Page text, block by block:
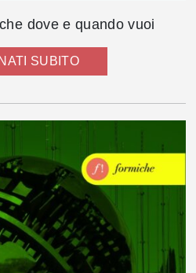
dove e quando vuoi
SUBITO